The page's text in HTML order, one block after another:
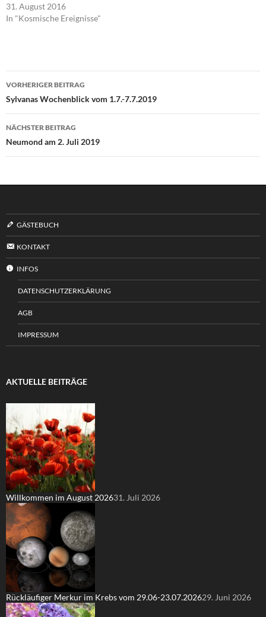
31. August 2016
In "Kosmische Ereignisse"
Beitragsnavigation
VORHERIGER BEITRAG
Sylvanas Wochenblick vom 1.7.-7.7.2019
NÄCHSTER BEITRAG
Neumond am 2. Juli 2019
GÄSTEBUCH
KONTAKT
INFOS
DATENSCHUTZERKLÄRUNG
AGB
IMPRESSUM
AKTUELLE BEITRÄGE
Willkommen im August 202631. Juli 2026
Rückläufiger Merkur im Krebs vom 29.06-23.07.202629. Juni 2026